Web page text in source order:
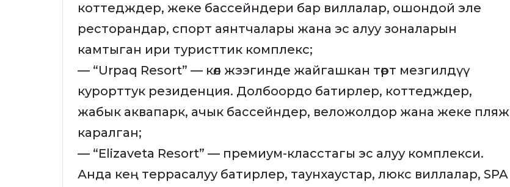
коттедждер, жеке бассейндери бар виллалар, ошондой эле
ресторандар, спорт аянтчалары жана эс алуу зоналарын
камтыган ири туристтик комплекс;
— “Urpaq Resort” — көл жээгинде жайгашкан төрт мезгилдүү
курорттук резиденция. Долбоордо батирлер, коттедждер,
жабык аквапарк, ачык бассейндер, веложолдор жана жеке пляж
каралган;
— “Elizaveta Resort” — премиум-класстагы эс алуу комплекси.
Анда кең террасалуу батирлер, таунхаустар, люкс виллалар, SPA